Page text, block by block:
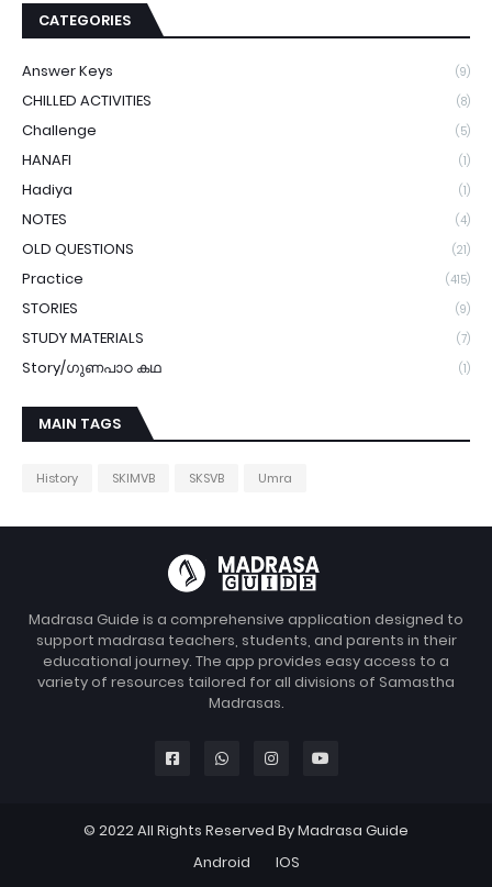
CATEGORIES
Answer Keys (9)
CHILLED ACTIVITIES (8)
Challenge (5)
HANAFI (1)
Hadiya (1)
NOTES (4)
OLD QUESTIONS (21)
Practice (415)
STORIES (9)
STUDY MATERIALS (7)
Story/ഗുണപാഠ കഥ (1)
MAIN TAGS
History SKIMVB SKSVB Umra
Madrasa Guide is a comprehensive application designed to
support madrasa teachers, students, and parents in their
educational journey. The app provides easy access to a
variety of resources tailored for all divisions of Samastha
Madrasas.
© 2022 All Rights Reserved By Madrasa Guide
Android
IOS